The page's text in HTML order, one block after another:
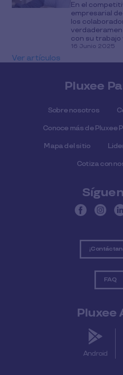
En el
empresarial
los
con su trabajo
16 Junio 2025
Ver artículos
Pluxee
Sobre nosotros
Conoce más de Pluxee
Mapa del sitio
Cotiza con
FAQ
Pluxee
Android